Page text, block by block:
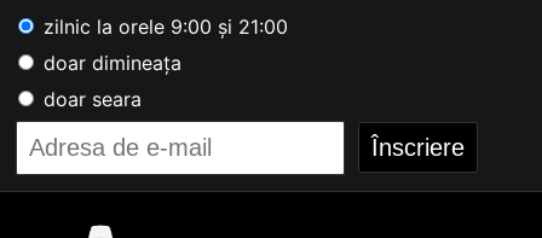
zilnic la orele 9:00 și 21:00
doar dimineața
doar seara